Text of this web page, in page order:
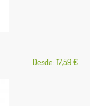
Desde: 17,59 €